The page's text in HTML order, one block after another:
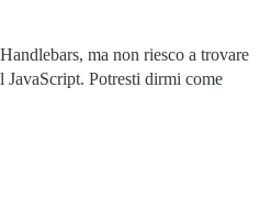
ma non riesco a trovare
Potresti dirmi come